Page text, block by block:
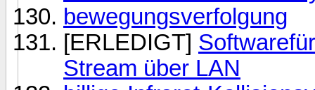
bewegungsverfolgung
[ERLEDIGT]
Stream über LAN